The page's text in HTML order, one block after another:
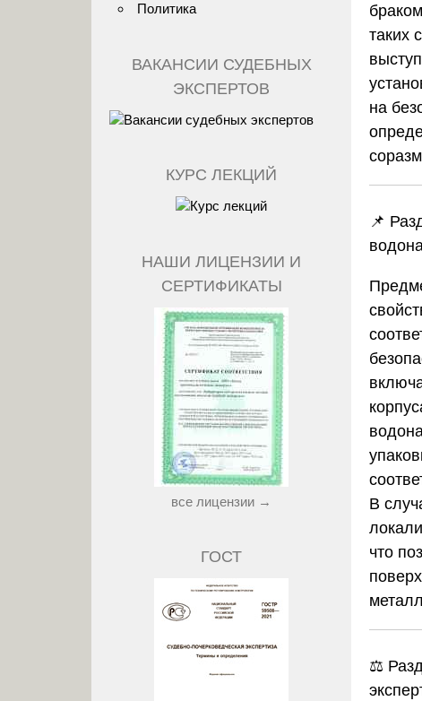
таких
на
📌
В
что
⚖️
Политика
ВАКАНСИИ СУДЕБНЫХ
ЭКСПЕРТОВ
КУРС ЛЕКЦИЙ
НАШИ ЛИЦЕНЗИИ И
СЕРТИФИКАТЫ
все лицензии →
ГОСТ